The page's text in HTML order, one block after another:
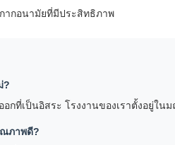
ากอนามัยที่มีประสิทธิภาพ
?
กที่เป็นอิสระ โรงงานของเราตั้งอยู่ใน
ณภาพดี?